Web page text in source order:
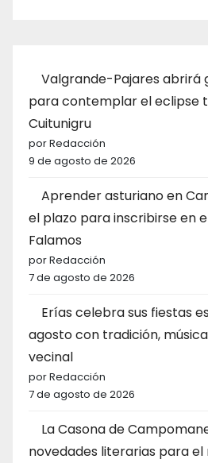
Valgrande-Pajares abrirá
para contemplar el eclipse
Cuitunigru
por Redacción
9 de agosto de 2026
Aprender asturiano en
el plazo para inscribirse en
Falamos
por Redacción
7 de agosto de 2026
Erías celebra sus fiestas
agosto con tradición,
vecinal
por Redacción
7 de agosto de 2026
La Casona de
novedades literarias para